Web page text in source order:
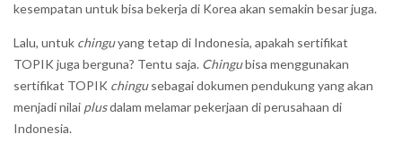
kesempatan untuk bisa bekerja di Korea akan semakin besar juga.
Lalu, untuk chinguyang tetap di Indonesia, apakah sertifikat
TOPIK juga berguna? Tentu saja. Chingubisa menggunakan
sertifikat TOPIK chingusebagai dokumen pendukung yang akan
menjadi nilai plusdalam melamar pekerjaan di perusahaan di
Indonesia.